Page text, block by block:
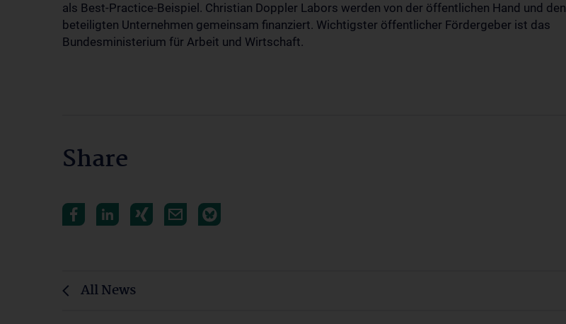
als Best-Practice-Beispiel. Christian Doppler Labors werden von der öffentlichen Hand und den
beteiligten Unternehmen gemeinsam finanziert. Wichtigster öffentlicher Fördergeber ist das
Bundesministerium für Arbeit und Wirtschaft.
Share
All News